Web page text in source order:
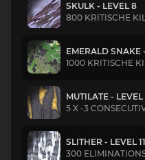
SKULK - LEVEL 8
800 KRITISCHE
EMERALD SNAKE
1000 KRITISCHE
MUTILATE - LEVEL
5 X -3
SLITHER - LEVEL 11
300